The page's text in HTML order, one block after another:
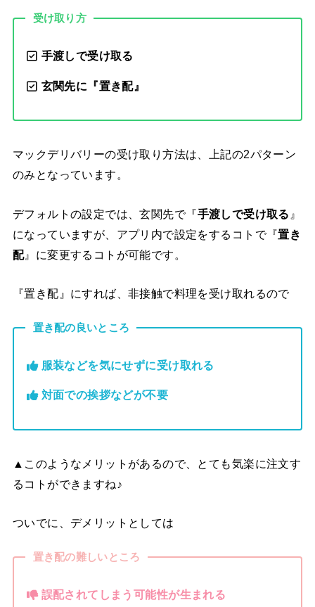
受け取り方
手渡しで受け取る
玄関先に『置き配』
マックデリバリーの受け取り方法は、上記の2パターン
のみとなっています。
デフォルトの設定では、玄関先で『手渡しで受け取る 』
になっていますが、アプリ内で設定をするコトで『置き
配』に変更するコトが可能です。
『置き配』にすれば、非接触で料理を受け取れるので
置き配の良いところ
服装などを気にせずに受け取れる
対面での挨拶などが不要
▲このようなメリットがあるので、とても気楽に注文す
るコトができますね♪
ついでに、デメリットとしては
置き配の難しいところ
誤配されてしまう可能性が生まれる